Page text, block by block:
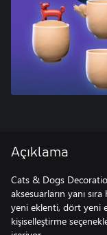
Açıklama
Cats & Dogs
aksesuarların yanı
yeni eklenti, dört yeni
kişiselleştirme